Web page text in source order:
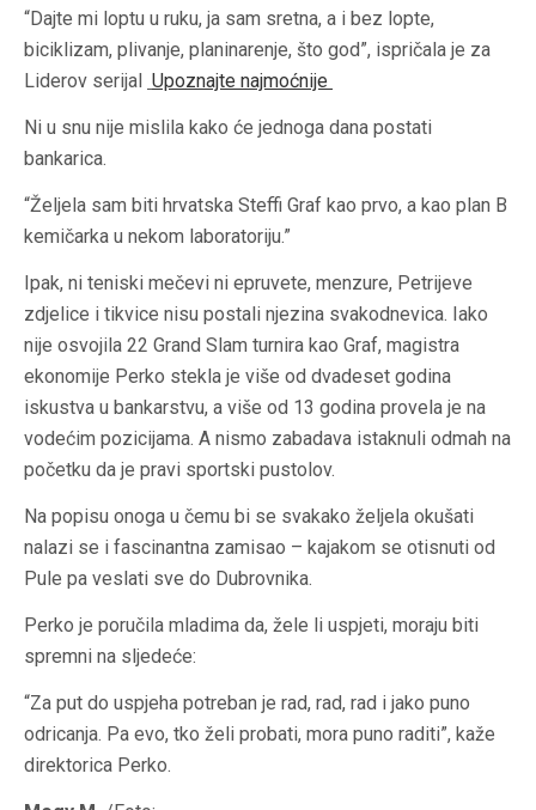
“Dajte mi loptu u ruku, ja sam sretna, a i bez lopte,
biciklizam, plivanje, planinarenje, što god”, ispričala je za
Liderov serijal
Upoznajte najmoćnije
Ni u snu nije mislila kako će jednoga dana postati
bankarica.
“Željela sam biti hrvatska Steffi Graf kao prvo, a kao plan B
kemičarka u nekom laboratoriju.”
Ipak, ni teniski mečevi ni epruvete, menzure, Petrijeve
zdjelice i tikvice nisu postali njezina svakodnevica. Iako
nije osvojila 22 Grand Slam turnira kao Graf, magistra
ekonomije Perko stekla je više od dvadeset godina
iskustva u bankarstvu, a više od 13 godina provela je na
vodećim pozicijama. A nismo zabadava istaknuli odmah na
početku da je pravi sportski pustolov.
Na popisu onoga u čemu bi se svakako željela okušati
nalazi se i fascinantna zamisao – kajakom se otisnuti od
Pule pa veslati sve do Dubrovnika.
Perko je poručila mladima da, žele li uspjeti, moraju biti
spremni na sljedeće:
“Za put do uspjeha potreban je rad, rad, rad i jako puno
odricanja. Pa evo, tko želi probati, mora puno raditi”, kaže
direktorica Perko.